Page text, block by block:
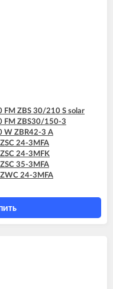
FM ZBS 30/210 S solar
FM ZBS30/150-3
W ZBR42-3 A
24-3MFA
24-3MFK
35-3MFA
24-3MFA
24-3MFK
28-3MFA
28-3MFK
35-3MFA